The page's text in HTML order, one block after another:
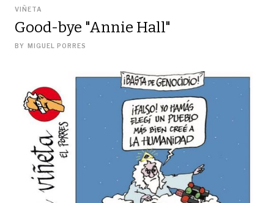
VIÑETA
Good-bye "Annie Hall"
BY MIGUEL PORRES